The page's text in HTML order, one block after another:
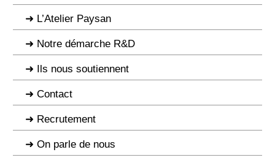
L’Atelier Paysan
Notre démarche R&D
Ils nous soutiennent
Contact
Recrutement
On parle de nous